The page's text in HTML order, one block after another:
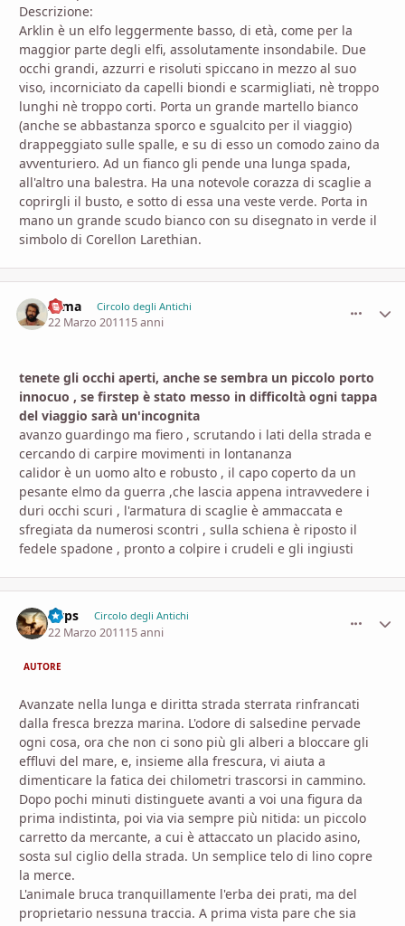
Descrizione:
Arklin è un elfo leggermente basso, di età, come per la
maggior parte degli elfi, assolutamente insondabile. Due
occhi grandi, azzurri e risoluti spiccano in mezzo al suo
viso, incorniciato da capelli biondi e scarmigliati, nè troppo
lunghi nè troppo corti. Porta un grande martello bianco
(anche se abbastanza sporco e sgualcito per il viaggio)
drappeggiato sulle spalle, e su di esso un comodo zaino da
avventuriero. Ad un fianco gli pende una lunga spada,
all'altro una balestra. Ha una notevole corazza di scaglie a
coprirgli il busto, e sotto di essa una veste verde. Porta in
mano un grande scudo bianco con su disegnato in verde il
simbolo di Corellon Larethian.
zama Circolo degli Antichi
22 Marzo 201115 anni
tenete gli occhi aperti, anche se sembra un piccolo porto
innocuo , se firstep è stato messo in difficoltà ogni tappa
del viaggio sarà un'incognita
avanzo guardingo ma fiero , scrutando i lati della strada e
cercando di carpire movimenti in lontananza
calidor è un uomo alto e robusto , il capo coperto da un
pesante elmo da guerra ,che lascia appena intravvedere i
duri occhi scuri , l'armatura di scaglie è ammaccata e
sfregiata da numerosi scontri , sulla schiena è riposto il
fedele spadone , pronto a colpire i crudeli e gli ingiusti
Gyps Circolo degli Antichi
22 Marzo 201115 anni
AUTORE
Avanzate nella lunga e diritta strada sterrata rinfrancati
dalla fresca brezza marina. L'odore di salsedine pervade
ogni cosa, ora che non ci sono più gli alberi a bloccare gli
effluvi del mare, e, insieme alla frescura, vi aiuta a
dimenticare la fatica dei chilometri trascorsi in cammino.
Dopo pochi minuti distinguete avanti a voi una figura da
prima indistinta, poi via via sempre più nitida: un piccolo
carretto da mercante, a cui è attaccato un placido asino,
sosta sul ciglio della strada. Un semplice telo di lino copre
la merce.
L'animale bruca tranquillamente l'erba dei prati, ma del
proprietario nessuna traccia. A prima vista pare che sia